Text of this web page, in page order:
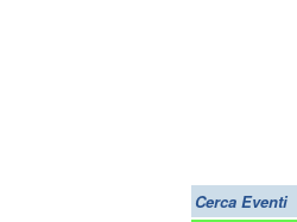
Cerca Eventi